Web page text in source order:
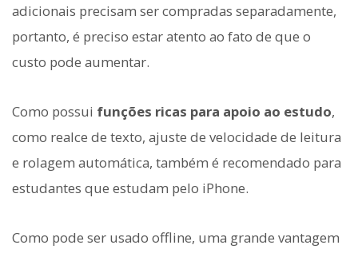
adicionais precisam ser compradas separadamente,
portanto, é preciso estar atento ao fato de que o
custo pode aumentar.
Como possui funções ricas para apoio ao estudo,
como realce de texto, ajuste de velocidade de leitura
e rolagem automática, também é recomendado para
estudantes que estudam pelo iPhone.
Como pode ser usado offline, uma grande vantagem